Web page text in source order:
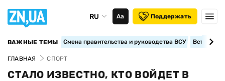
RU Аа Поддержать
ВАЖНЫЕ ТЕМЫ Смена правительства и руководства ВСУ
ГЛАВНАЯ СПОРТ
СТАЛО ИЗВЕСТНО, КТО ВОЙДЕТ В